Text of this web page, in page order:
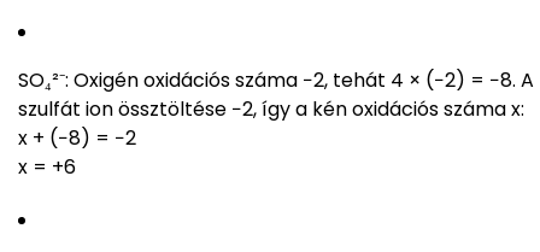
SO₄²⁻: Oxigén oxidációs száma −2, tehát 4 × (−2) = −8. A
szulfát ion össztöltése −2, így a kén oxidációs száma x:
x + (−8) = −2
x = +6